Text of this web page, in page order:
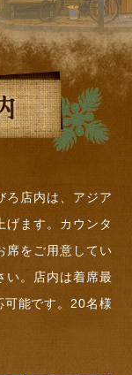
ろ店内は、アジア
げます。カウンタ
席をご用意してい
い。店内は着席最
能です。20名様